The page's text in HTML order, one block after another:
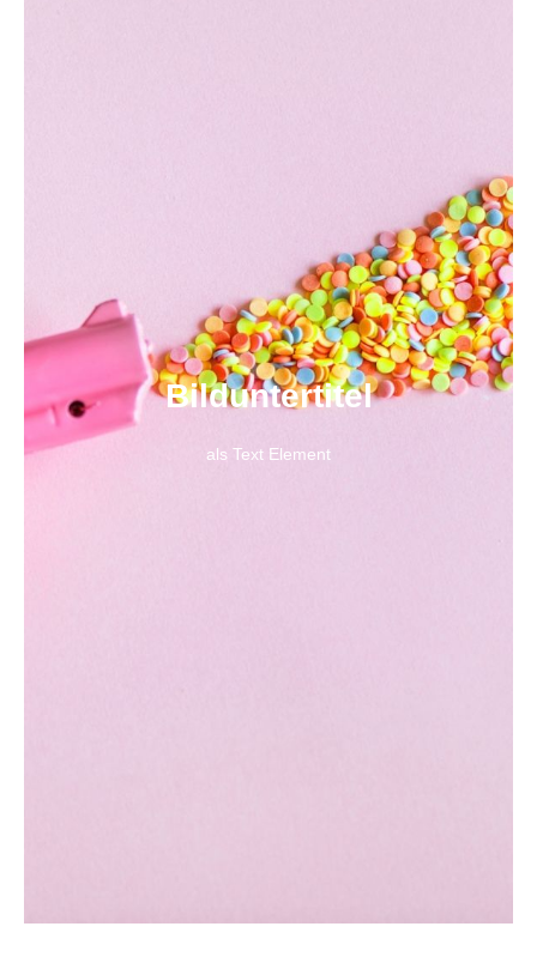
Bild­unter­titel
als Text Element